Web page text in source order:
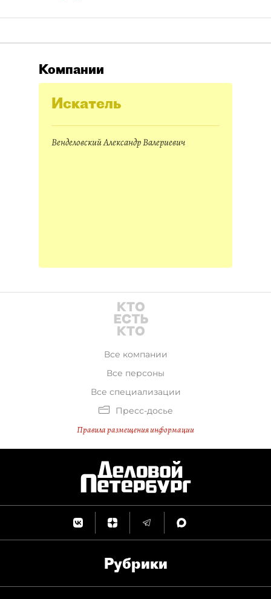
Компании
Искатель
Венделовский Александр Валериевич
Все компании
Все персоны
Все специализации
Пресс-досье
Правила размещения информации
Рубрики